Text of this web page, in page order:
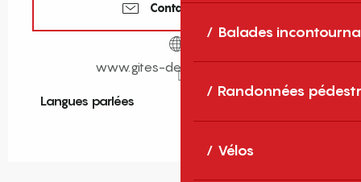
Balades
Randonnées
Vélos
Contactez-nous
www.gites-de-france-sud.fr
Langues parlées
Langues parlées